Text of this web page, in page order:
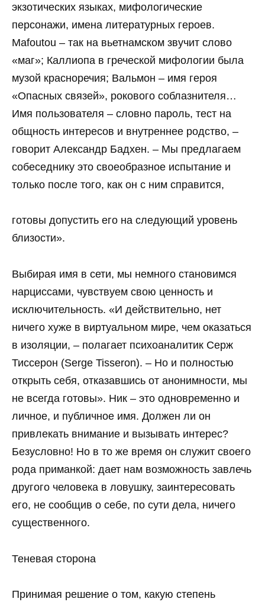
экзотических языках, мифологические
персонажи, имена литературных героев.
Mafoutou – так на вьетнамском звучит слово
«маг»; Каллиопа в греческой мифологии была
музой красноречия; Вальмон – имя героя
«Опасных связей», рокового соблазнителя…
Имя пользователя – словно пароль, тест на
общность интересов и внутреннее родство, –
говорит Александр Бадхен. – Мы предлагаем
собеседнику это своеобразное испытание и
только после того, как он с ним справится,
готовы допустить его на следующий уровень
близости».
Выбирая имя в сети, мы немного становимся
нарциссами, чувствуем свою ценность и
исключительность. «И действительно, нет
ничего хуже в виртуальном мире, чем оказаться
в изоляции, – полагает психоаналитик Серж
Тиссерон (Serge Tisseron). – Но и полностью
открыть себя, отказавшись от анонимности, мы
не всегда готовы». Ник – это одновременно и
личное, и публичное имя. Должен ли он
привлекать внимание и вызывать интерес?
Безусловно! Но в то же время он служит своего
рода приманкой: дает нам возможность завлечь
другого человека в ловушку, заинтересовать
его, не сообщив о себе, по сути дела, ничего
существенного.
Теневая сторона
Принимая решение о том, какую степень